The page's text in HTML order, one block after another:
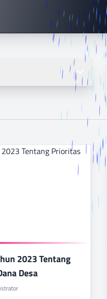
2023 Tentang
Desa